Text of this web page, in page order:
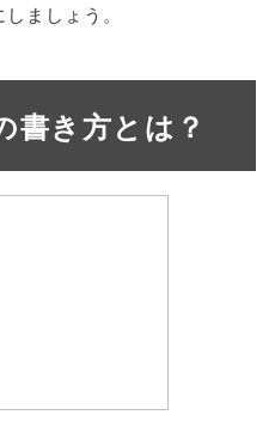
ましょう。
書き方とは？